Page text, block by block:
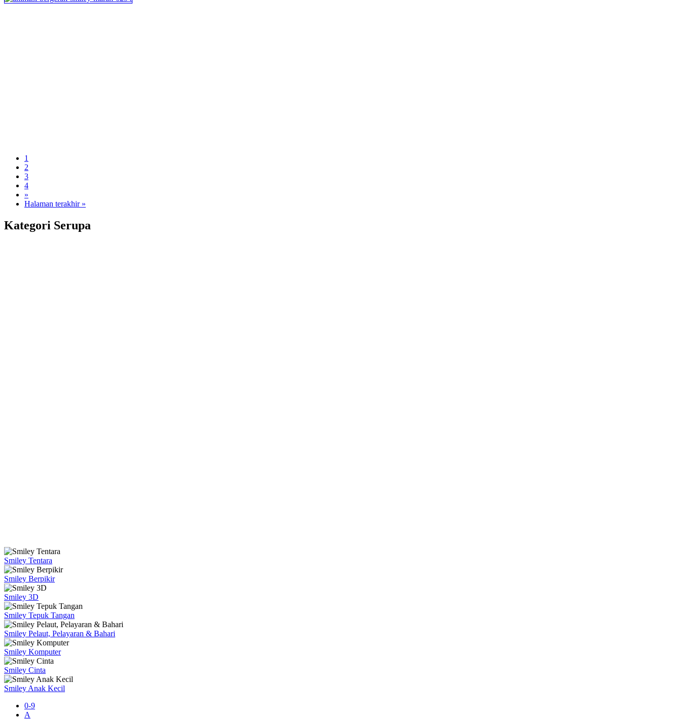
1
2
3
4
»
Halaman terakhir »
Kategori Serupa
Smiley Tentara
Smiley Berpikir
Smiley 3D
Smiley Tepuk Tangan
Smiley Pelaut, Pelayaran & Bahari
Smiley Komputer
Smiley Cinta
Smiley Anak Kecil
0-9
A